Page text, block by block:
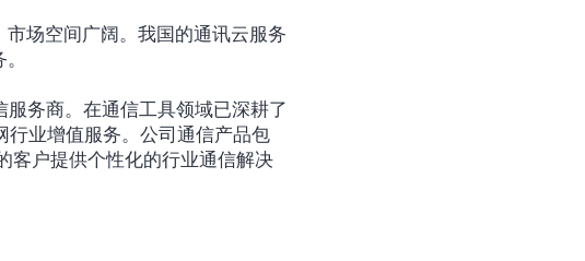
场空间广阔。我国的通讯云服务
服务商。在通信工具领域已深耕了
行业增值服务。公司通信产品包
客户提供个性化的行业通信解决